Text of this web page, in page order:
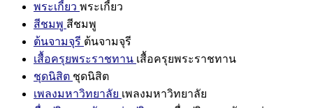
พระเกี้ยว พระเกี้ยว
สีชมพู สีชมพู
ต้นจามจุรี ต้นจามจุรี
เสื้อครุยพระราชทาน เสื้อครุยพระราชทาน
ชุดนิสิต ชุดนิสิต
เพลงมหาวิทยาลัย เพลงมหาวิทยาลัย